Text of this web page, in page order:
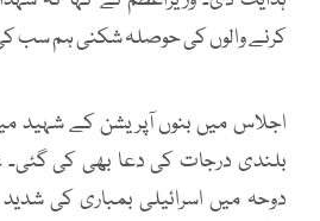
کرنے والوں کی حوصلہ شکنی ہم سب
اجلاس میں بنوں آپریشن کے شہید
بلندی درجات کی دعا بھی کی گئی۔
دوحہ میں اسرائیلی بمباری کی